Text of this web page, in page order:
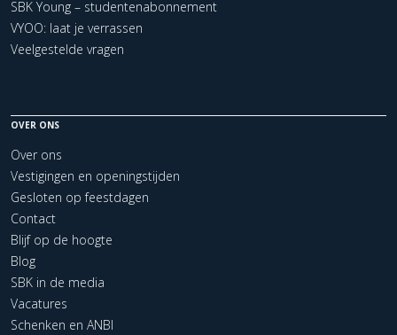
SBK Young – studentenabonnement
VYOO: laat je verrassen
Veelgestelde vragen
OVER ONS
Over ons
Vestigingen en openingstijden
Gesloten op feestdagen
Contact
Blijf op de hoogte
Blog
SBK in de media
Vacatures
Schenken en ANBI